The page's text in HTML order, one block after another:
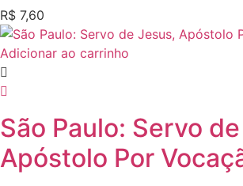
R$ 7,60
Adicionar ao carrinho
São Paulo: Servo
Apóstolo Por